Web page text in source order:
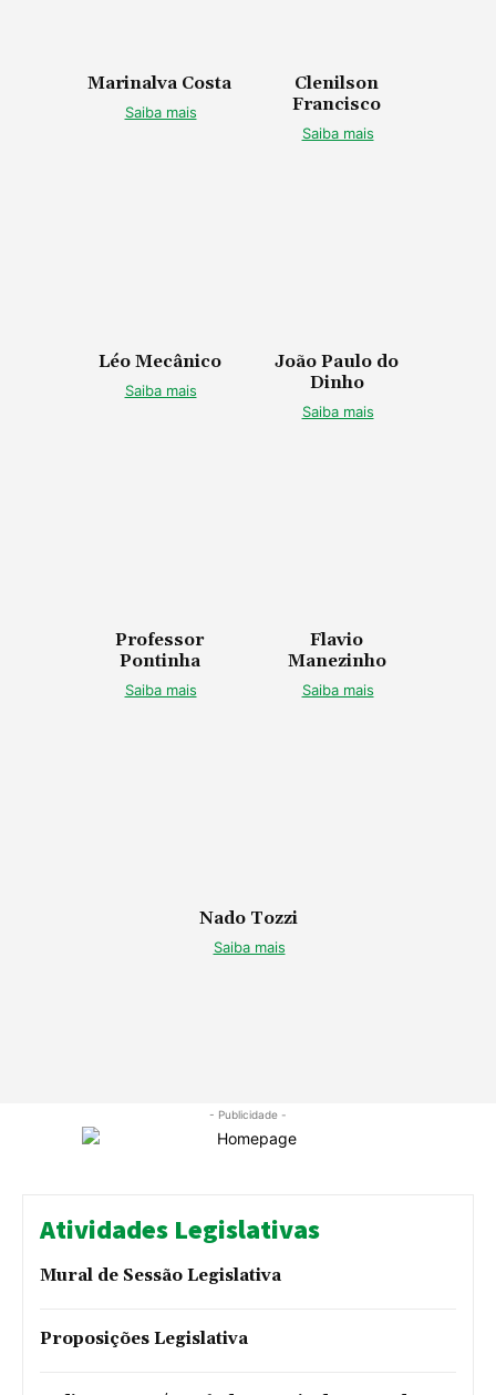
Marinalva Costa
Saiba mais
Clenilson
Francisco
Saiba mais
Léo Mecânico
Saiba mais
João Paulo do
Dinho
Saiba mais
Professor
Pontinha
Saiba mais
Flavio
Manezinho
Saiba mais
Nado Tozzi
Saiba mais
- Publicidade -
Atividades Legislativas
Mural de Sessão Legislativa
Proposições Legislativa